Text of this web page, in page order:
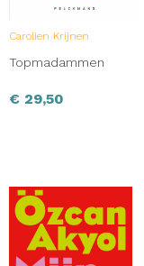
Carolien Krijnen
Topmadammen
€ 29,50